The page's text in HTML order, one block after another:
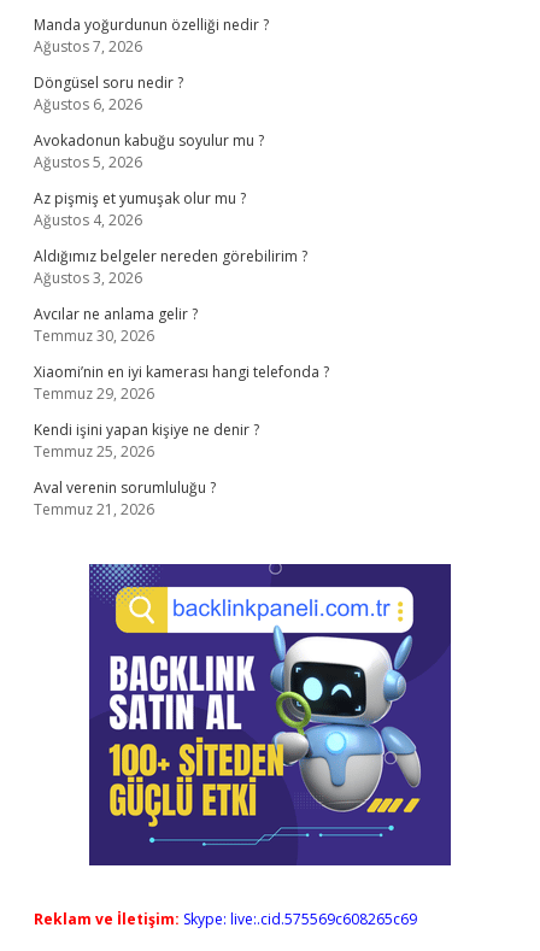
Manda yoğurdunun özelliği nedir ?
Ağustos 7, 2026
Döngüsel soru nedir ?
Ağustos 6, 2026
Avokadonun kabuğu soyulur mu ?
Ağustos 5, 2026
Az pişmiş et yumuşak olur mu ?
Ağustos 4, 2026
Aldığımız belgeler nereden görebilirim ?
Ağustos 3, 2026
Avcılar ne anlama gelir ?
Temmuz 30, 2026
Xiaomi’nin en iyi kamerası hangi telefonda ?
Temmuz 29, 2026
Kendi işini yapan kişiye ne denir ?
Temmuz 25, 2026
Aval verenin sorumluluğu ?
Temmuz 21, 2026
Reklam ve İletişim: Skype: live:.cid.575569c608265c69